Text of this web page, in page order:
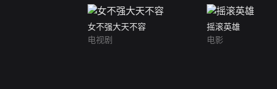
女不强大天不容
电视剧
摇滚英雄
电影